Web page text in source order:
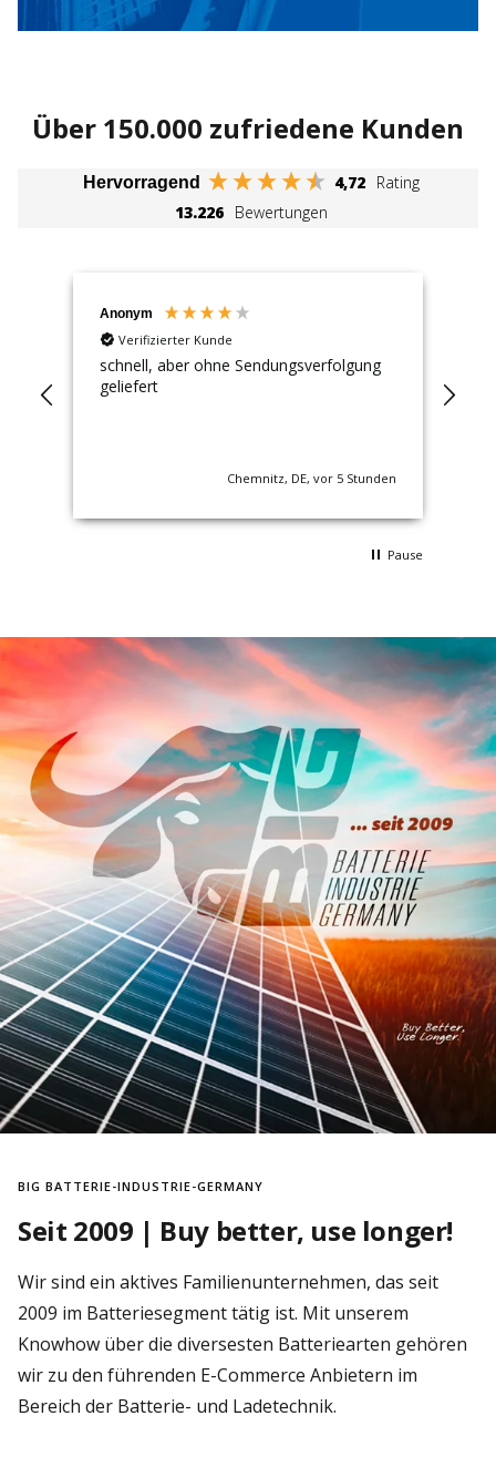
Über 150.000 zufriedene Kunden
Hervorragend 4,72 Rating
13.226 Bewertungen
Anonym
Verifizierter Kunde
schnell, aber ohne Sendungsverfolgung
geliefert
Chemnitz, DE, vor 5 Stunden
Pause
BIG BATTERIE-INDUSTRIE-GERMANY
Seit 2009 | Buy better, use longer!
Wir sind ein aktives Familienunternehmen, das seit
2009 im Batteriesegment tätig ist. Mit unserem
Knowhow über die diversesten Batteriearten gehören
wir zu den führenden E-Commerce Anbietern im
Bereich der Batterie- und Ladetechnik.